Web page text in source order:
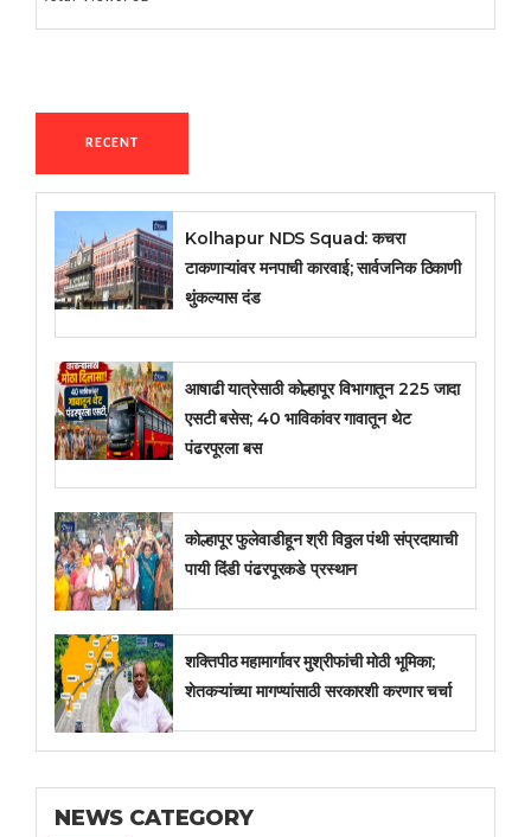
RECENT
Kolhapur NDS Squad: कचरा
टाकणाऱ्यांवर मनपाची कारवाई; सार्वजनिक ठिकाणी
थुंकल्यास दंड
आषाढी यात्रेसाठी कोल्हापूर विभागातून 225 जादा
एसटी बसेस; 40 भाविकांवर गावातून थेट
पंढरपूरला बस
कोल्हापूर फुलेवाडीहून श्री विठ्ठल पंथी संप्रदायाची
पायी दिंडी पंढरपूरकडे प्रस्थान
शक्तिपीठ महामार्गावर मुश्रीफांची मोठी भूमिका;
शेतकऱ्यांच्या मागण्यांसाठी सरकारशी करणार चर्चा
NEWS CATEGORY